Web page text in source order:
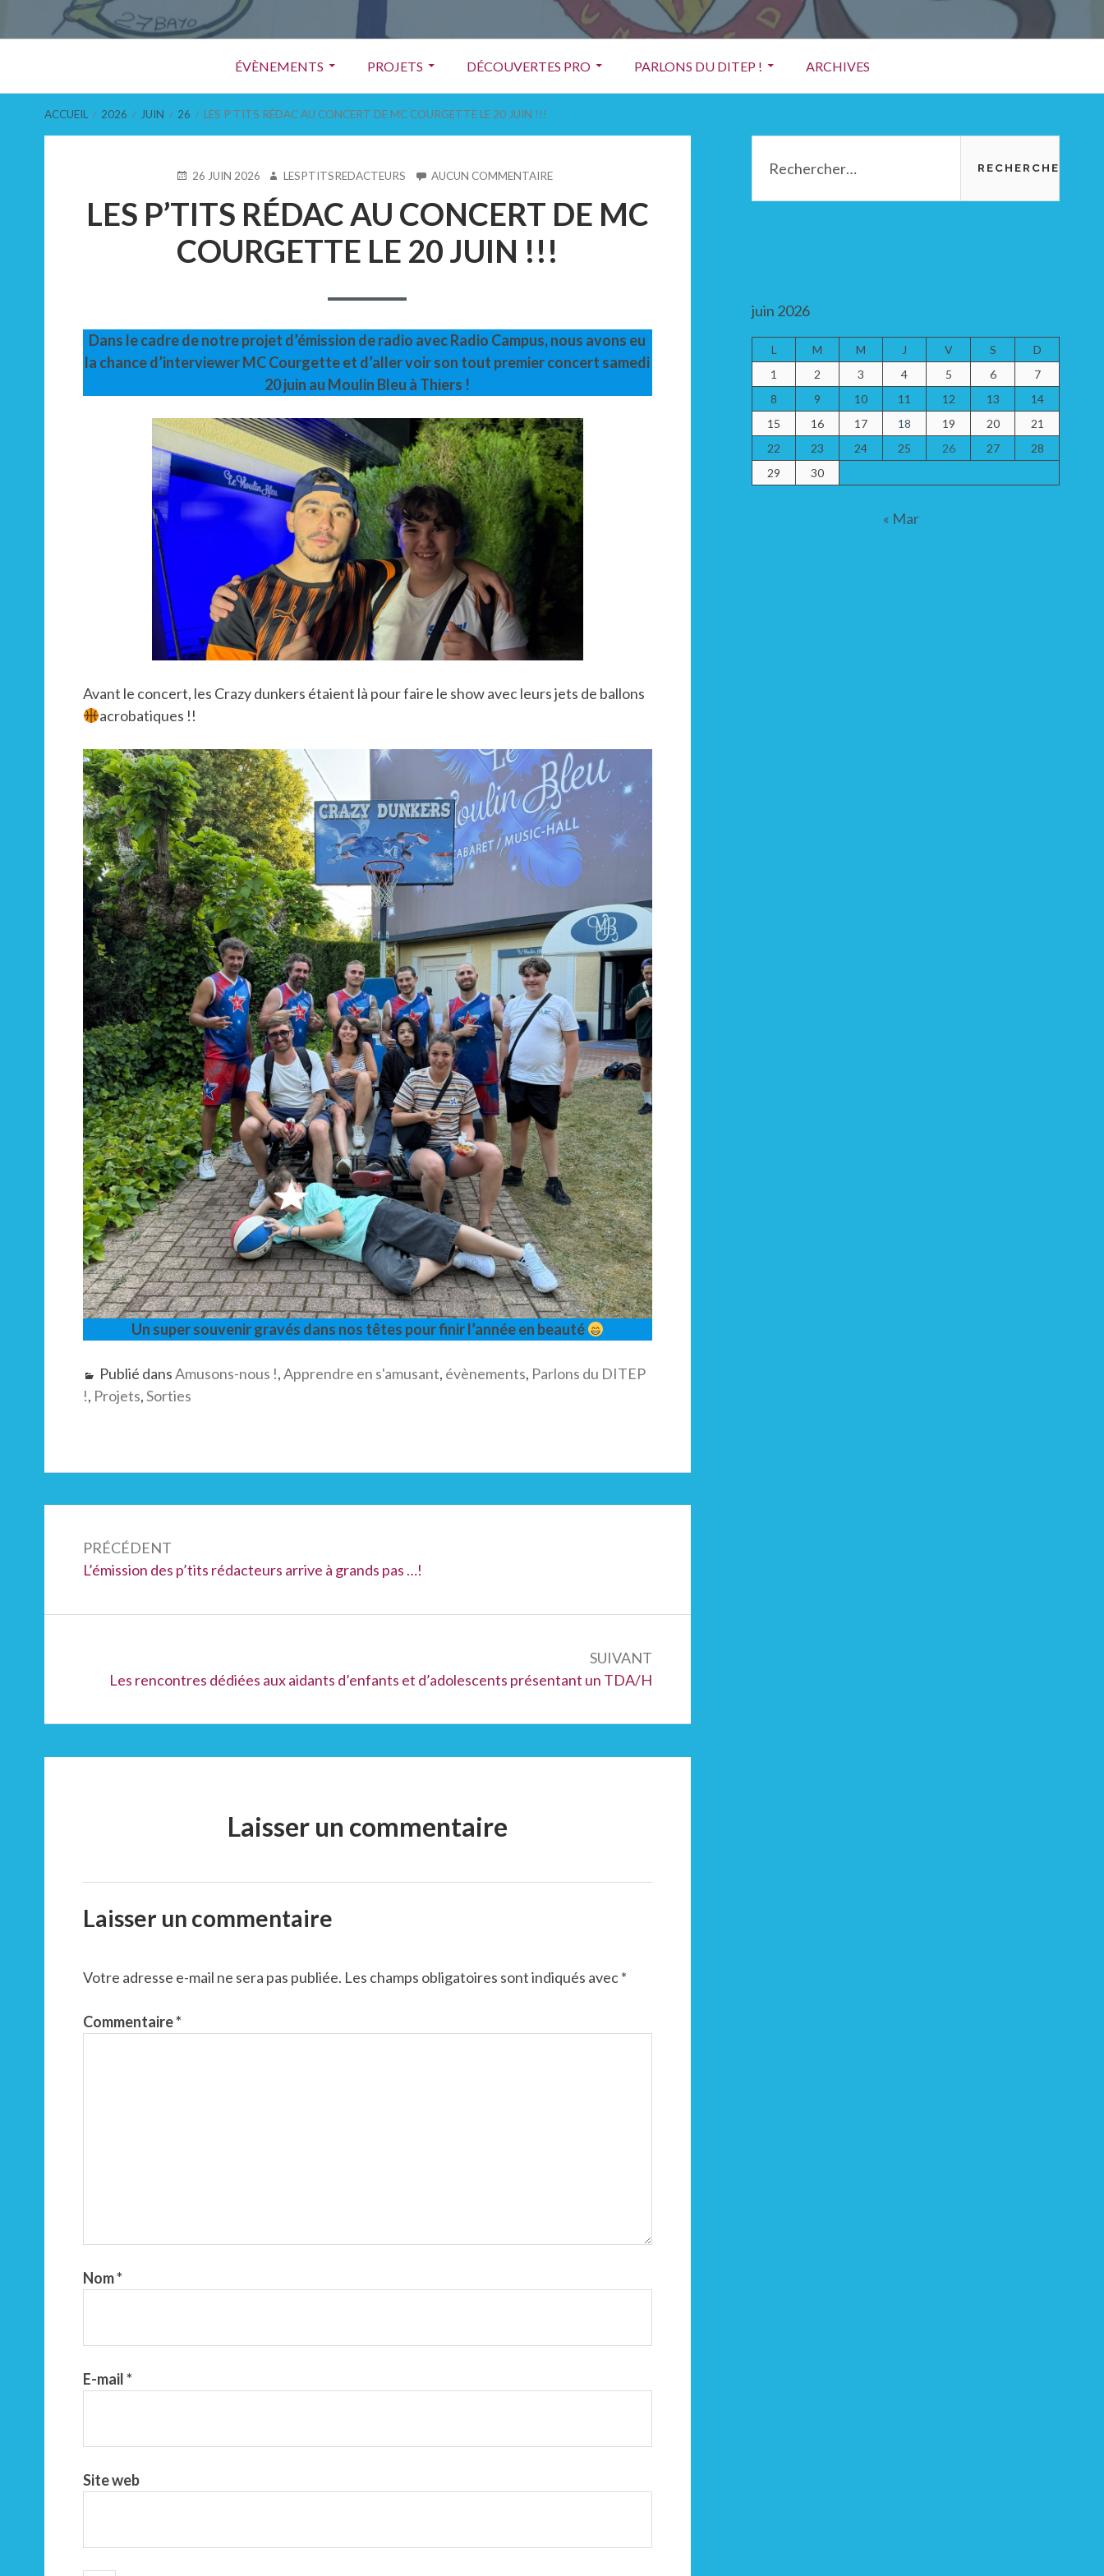
principal
ÉVÈNEMENTS PROJETS DÉCOUVERTES PRO PARLONS DU DITEP ! ARCHIVES
FIL
ACCUEIL 2026 JUIN 26 LES P’TITS RÉDAC AU CONCERT DE MC COURGETTE LE 20 JUIN !!!
PUBLIÉ
26 JUIN 2026 AUTEUR
LESPTITSREDACTEURS AUCUN COMMENTAIRESUR
P’TITS
RÉDAC
AU
CONCERT
20
!!!
LES P’TITS RÉDAC AU CONCERT DE MC
COURGETTE LE 20 JUIN !!!
Dans le cadre de notre projet d’émission de radio avec Radio Campus, nous avons eu
la chance d’interviewer MC Courgette et d’aller voir son tout premier concert samedi
20 juin au Moulin Bleu à Thiers !
Avant le concert, les Crazy dunkers étaient là pour faire le show avec leurs jets de ballons
acrobatiques !!
Un super souvenir gravés dans nos têtes pour finir l’année en beauté
Publié dansAmusons-nous !,Apprendre en s'amusant, évènements, Parlons du DITEP
!, Projets,Sorties
l’article
PRÉCÉDENT
Précédent :
L’émission des p’tits rédacteurs arrive à grands pas …!
SUIVANT
Suivant :
Les rencontres dédiées aux aidants d’enfants et d’adolescents présentant un TDA/H
Laisser un commentaire
Laisser un commentaire
Votre adresse e-mail ne sera pas publiée. Les champs obligatoires sont indiqués avec*
Commentaire*
Nom*
E-mail*
Site web
latérale
principale
juin 2026
L M M J V S
D
1
2 3 4 5 6
7
8
9 10 11 12 13
14
15
16 17 18 19 20
21
22
23 24 25 26 27
28
29
30
« Mar